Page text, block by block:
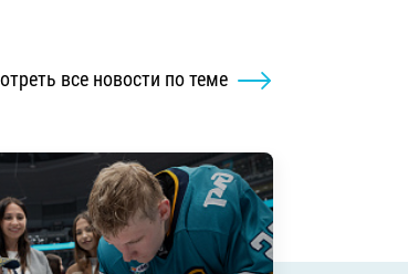
все новости по теме